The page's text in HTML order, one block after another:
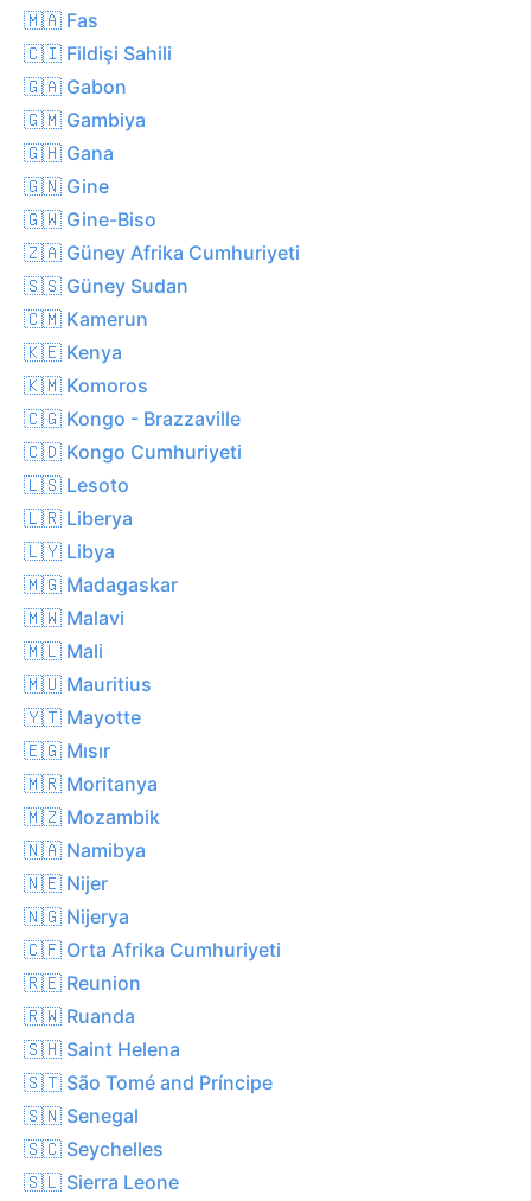
🇲🇦 Fas
🇨🇮 Fildişi Sahili
🇬🇦 Gabon
🇬🇲 Gambiya
🇬🇭 Gana
🇬🇳 Gine
🇬🇼 Gine-Biso
🇿🇦 Güney Afrika Cumhuriyeti
🇸🇸 Güney Sudan
🇨🇲 Kamerun
🇰🇪 Kenya
🇰🇲 Komoros
🇨🇬 Kongo - Brazzaville
🇨🇩 Kongo Cumhuriyeti
🇱🇸 Lesoto
🇱🇷 Liberya
🇱🇾 Libya
🇲🇬 Madagaskar
🇲🇼 Malavi
🇲🇱 Mali
🇲🇺 Mauritius
🇾🇹 Mayotte
🇪🇬 Mısır
🇲🇷 Moritanya
🇲🇿 Mozambik
🇳🇦 Namibya
🇳🇪 Nijer
🇳🇬 Nijerya
🇨🇫 Orta Afrika Cumhuriyeti
🇷🇪 Reunion
🇷🇼 Ruanda
🇸🇭 Saint Helena
🇸🇹 São Tomé and Príncipe
🇸🇳 Senegal
🇸🇨 Seychelles
🇸🇱 Sierra Leone